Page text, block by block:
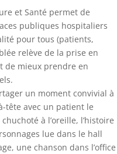
et Santé permet de
publiques hospitaliers
pour tous (patients,
relève de la prise en
de mieux prendre en
un moment convivial à
tête avec un patient le
à l’oreille, l’histoire
lue dans le hall
une chanson dans l’office